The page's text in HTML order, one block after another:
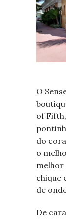
O
of
do
o
melhor
chique
de
De